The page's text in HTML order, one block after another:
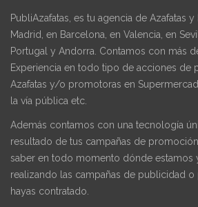
PubliAzafatas, es tu agencia de Azafatas
Madrid, en Barcelona, en Valencia, en
Portugal y Andorra. Contamos con más
Experiencia en todo tipo de acciones de
Azafatas y/o promotoras en
la vía pública etc.
Además contamos con una tecnología
resultado de tus campañas de
saber en todo momento dónde estamos
realizando las campañas de publicidad
hayas contratado.